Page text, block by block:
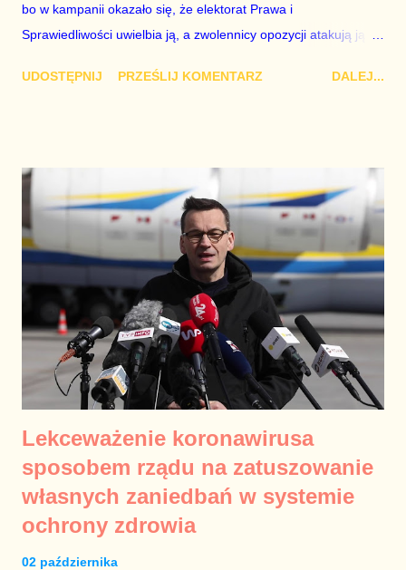
bo w kampanii okazało się, że elektorat Prawa i
Sprawiedliwości uwielbia ją, a zwolennicy opozycji atakują ją z
w pewnym momencie Szydło postanowiła torpedować
rządu sporo czasu musi spędzać w samolotach. Istotną
kalkulacją był także bardzo negatywny odbiór społeczny
Jarosława Kaczyńskiego, który przez mityczne osiem lat
rządów Platformy Obywatelskiej był ważnym składnikiem
politycznej potęgi tej partii. Tak było jednak na początku rządów
Prawa i Sprawiedliwości rozpoczętych jesienią 2015 roku.
Stawiam tezę, że wiele z obciążeń spoczywających na
Jarosławie Kaczyńskim od dawna jest nieaktualnych, ponieważ
wszyscy w naszym kraju wiedz...
UDOSTĘPNIJ PRZEŚLIJ KOMENTARZ DALEJ...
Lekceważenie koronawirusa
sposobem rządu na zatuszowanie
własnych zaniedbań w systemie
ochrony zdrowia
02 października